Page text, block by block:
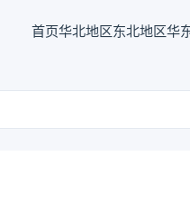
首页华北地区东北地区华